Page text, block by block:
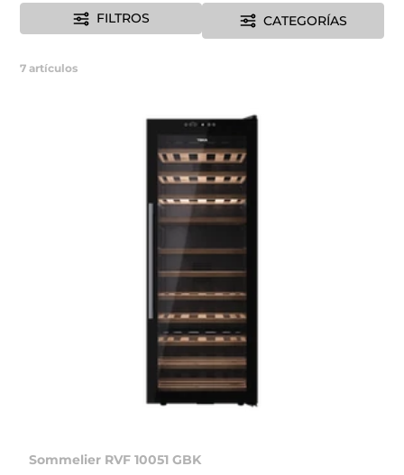
FILTROS CATEGORÍAS
7 artículos
Sommelier RVF 10051 GBK